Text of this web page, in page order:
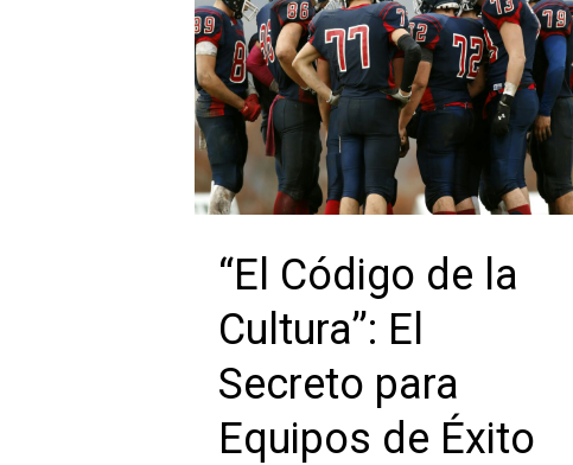
“El Código de la
Cultura’’: El
Secreto para
Equipos de Éxito